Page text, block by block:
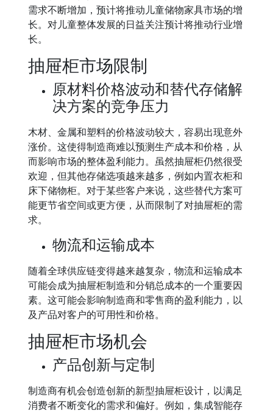
需求不断增加，预计将推动儿童储物家具市场的增
长。对儿童整体发展的日益关注预计将推动行业增
长。
抽屉柜市场限制
原材料价格波动和替代存储解
决方案的竞争压力
木材、金属和塑料的价格波动较大，容易出现意外
涨价。这使得制造商难以预测生产成本和价格，从
而影响市场的整体盈利能力。虽然抽屉柜仍然很受
欢迎，但其他存储选项越来越多，例如内置衣柜和
床下储物柜。对于某些客户来说，这些替代方案可
能更节省空间或更方便，从而限制了对抽屉柜的需
求。
物流和运输成本
随着全球供应链变得越来越复杂，物流和运输成本
可能会成为抽屉柜制造和分销总成本的一个重要因
素。这可能会影响制造商和零售商的盈利能力，以
及产品对客户的可用性和价格。
抽屉柜市场机会
产品创新与定制
制造商有机会创造创新的新型抽屉柜设计，以满足
消费者不断变化的需求和偏好。例如，集成智能存